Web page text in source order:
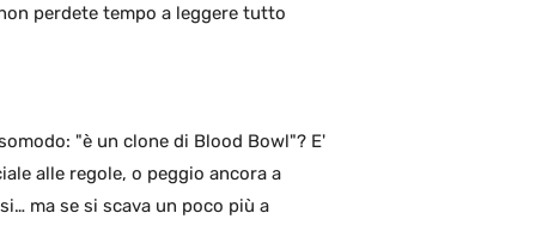
perdete tempo a leggere tutto
"è un clone di Blood Bowl"? E'
alle regole, o peggio ancora a
ma se si scava un poco più a